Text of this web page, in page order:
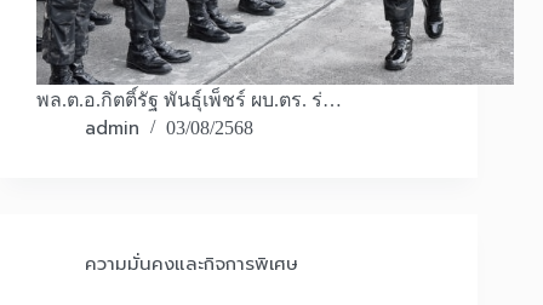
พล.ต.อ.กิตติ์รัฐ พันธุ์เพ็ชร์ ผบ.ตร. ร่…
admin 03/08/2568
ความมั่นคงและกิจการพิเศษ